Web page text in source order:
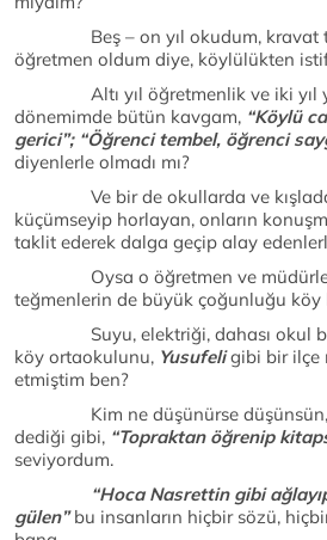
Beş – on yıl okudum, kravat
öğretmen oldum diye, köylülükten
Altı yıl öğretmenlik ve iki yıl
dönemimde bütün kavgam, “Köylü
gerici”; “Öğrenci tembel, öğrenci
diyenlerle olmadı mı?
Ve bir de okullarda ve kışlada
küçümseyip horlayan, onların
taklit ederek dalga geçip alay
Oysa o öğretmen ve
teğmenlerin de büyük çoğunluğu köy
Suyu, elektriği, dahası okul
köy ortaokulunu, Yusufeligibi bir ilçe
etmiştim ben?
Kim ne düşünürse düşünsün,
dediği gibi, “Topraktan öğrenip
seviyordum.
“Hoca Nasrettin gibi
gülen”bu insanların hiçbir sözü,